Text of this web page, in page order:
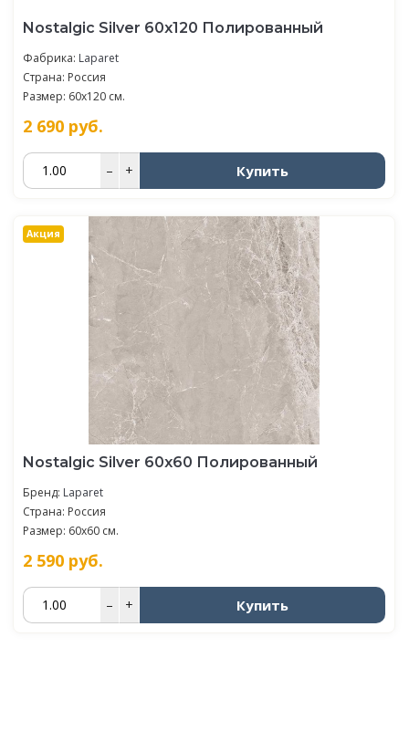
Nostalgic Silver 60х120 Полированный
Фабрика: Laparet
Страна: Россия
Размер: 60x120 см.
2 690 руб.
– + Купить
Акция
Nostalgic Silver 60х60 Полированный
Бренд: Laparet
Страна: Россия
Размер: 60x60 см.
2 590 руб.
– + Купить